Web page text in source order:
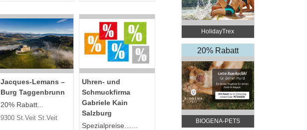
Jacques-Lemans –
Burg Taggenbrunn
20% Rabatt...
9300 St.Veit St.Veit
Uhren- und
Schmuckfirma
Gabriele Kain
Salzburg
Spezialpreise…...
HolidayTrex
20% Rabatt
BIOGENA-PETS